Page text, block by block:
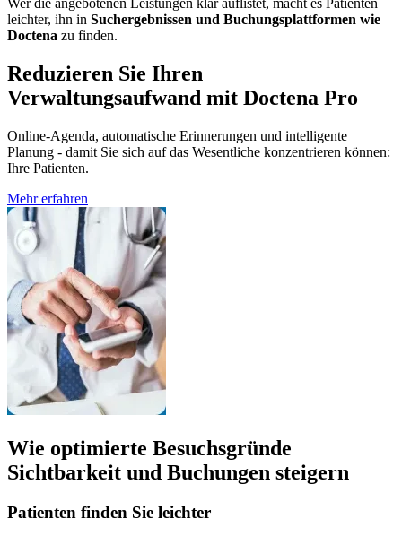
Wer die angebotenen Leistungen klar auflistet, macht es Patienten
leichter, ihn in Suchergebnissen und Buchungsplattformen wie
Doctena zu finden.
Reduzieren Sie Ihren
Verwaltungsaufwand mit Doctena Pro
Online-Agenda, automatische Erinnerungen und intelligente
Planung - damit Sie sich auf das Wesentliche konzentrieren können:
Ihre Patienten.
Mehr erfahren
Wie optimierte Besuchsgründe
Sichtbarkeit und Buchungen steigern
Patienten finden Sie leichter